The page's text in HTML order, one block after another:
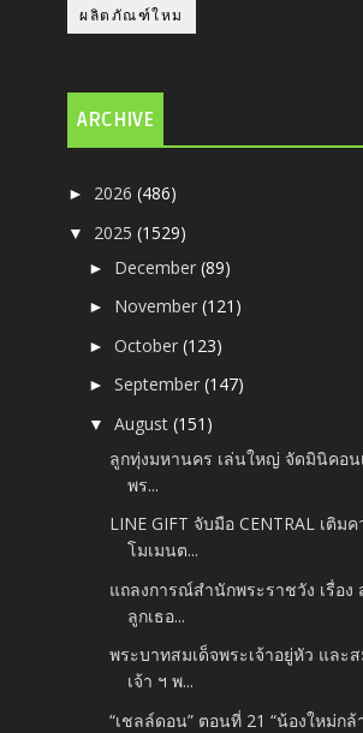
ผลิตภัณฑ์ใหม
ARCHIVE
► 2026(486)
▼ 2025(1529)
► December(89)
► November(121)
►October(123)
►September(147)
▼August(151)
ลูกทุ่งมหานคร เล่นใหญ่ จัดมินิคอน
พร...
LINE GIFT จับมือ CENTRAL เติม
โมเมนต...
แถลงการณ์สำนักพระราชวัง เรื่อง
ลูกเธอ...
พระบาทสมเด็จพระเจ้าอยู่หัว และ
เจ้า ฯ พ...
“เชลล์ดอน” ตอนที่ 21 “น้องใหม่ก